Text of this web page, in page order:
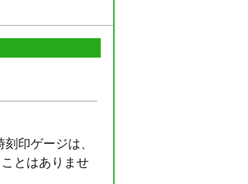
印ゲージは、
とはありませ